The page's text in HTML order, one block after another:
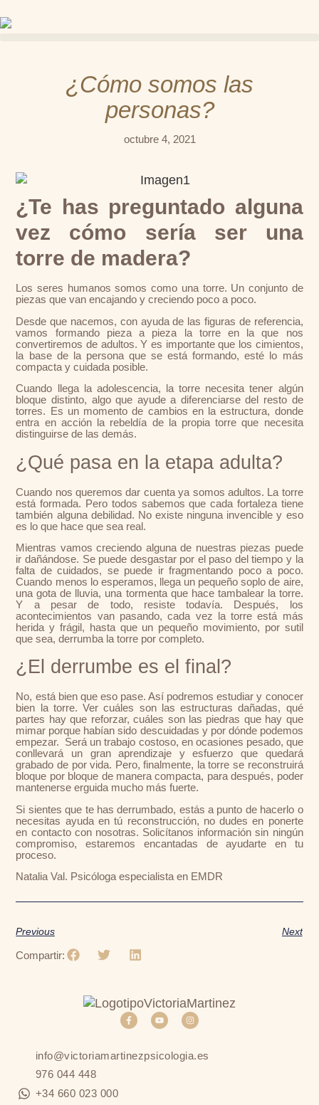
¿Cómo somos las
personas?
octubre 4, 2021
¿Te has preguntado alguna
vez cómo sería ser una
torre de madera?
Los seres humanos somos como una torre. Un conjunto de
piezas que van encajando y creciendo poco a poco.
Desde que nacemos, con ayuda de las figuras de referencia,
vamos formando pieza a pieza la torre en la que nos
convertiremos de adultos. Y es importante que los cimientos,
la base de la persona que se está formando, esté lo más
compacta y cuidada posible.
Cuando llega la adolescencia, la torre necesita tener algún
bloque distinto, algo que ayude a diferenciarse del resto de
torres. Es un momento de cambios en la estructura, donde
entra en acción la rebeldía de la propia torre que necesita
distinguirse de las demás.
¿Qué pasa en la etapa adulta?
Cuando nos queremos dar cuenta ya somos adultos. La torre
está formada. Pero todos sabemos que cada fortaleza tiene
también alguna debilidad. No existe ninguna invencible y eso
es lo que hace que sea real.
Mientras vamos creciendo alguna de nuestras piezas puede
ir dañándose. Se puede desgastar por el paso del tiempo y la
falta de cuidados, se puede ir fragmentando poco a poco.
Cuando menos lo esperamos, llega un pequeño soplo de aire,
una gota de lluvia, una tormenta que hace tambalear la torre.
Y a pesar de todo, resiste todavía. Después, los
acontecimientos van pasando, cada vez la torre está más
herida y frágil, hasta que un pequeño movimiento, por sutil
que sea, derrumba la torre por completo.
¿El derrumbe es el final?
No, está bien que eso pase. Así podremos estudiar y conocer
bien la torre. Ver cuáles son las estructuras dañadas, qué
partes hay que reforzar, cuáles son las piedras que hay que
mimar porque habían sido descuidadas y por dónde podemos
empezar. Será un trabajo costoso, en ocasiones pesado, que
conllevará un gran aprendizaje y esfuerzo que quedará
grabado de por vida. Pero, finalmente, la torre se reconstruirá
bloque por bloque de manera compacta, para después, poder
mantenerse erguida mucho más fuerte.
Si sientes que te has derrumbado, estás a punto de hacerlo o
necesitas ayuda en tú reconstrucción, no dudes en ponerte
en contacto con nosotras. Solicítanos información sin ningún
compromiso, estaremos encantadas de ayudarte en tu
proceso.
Natalia Val. Psicóloga especialista en EMDR
Previous Next
Compartir:
info@victoriamartinezpsicologia.es
976 044 448
+34 660 023 000